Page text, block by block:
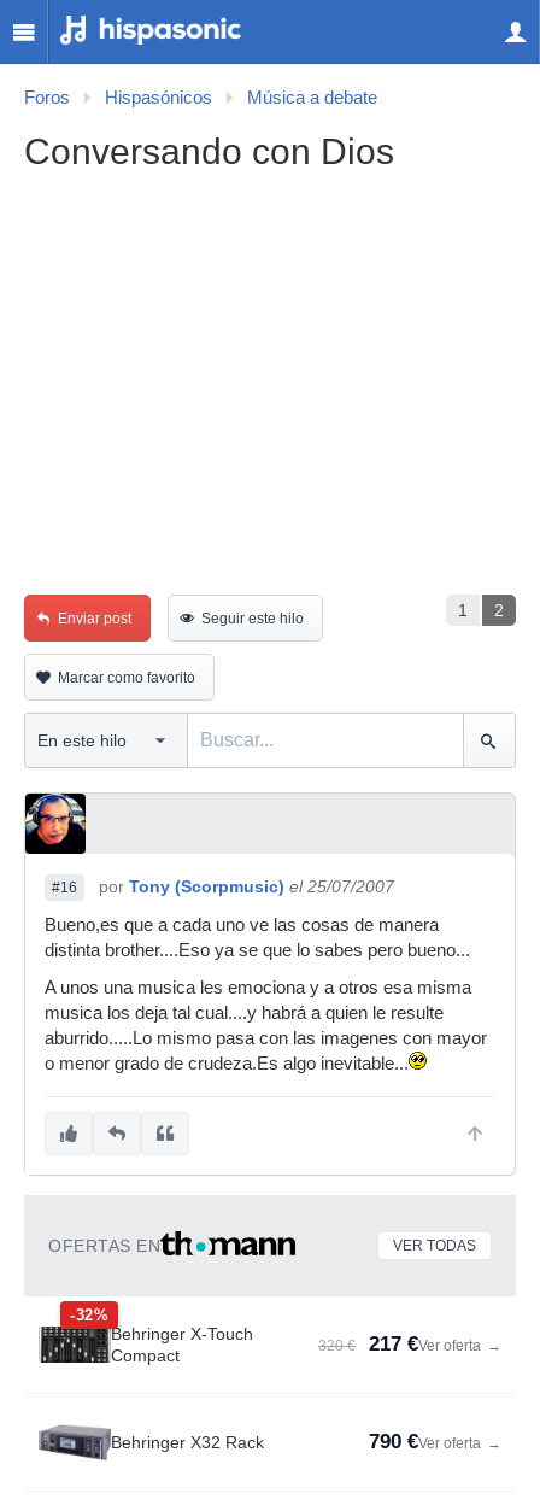
Foros Hispasónicos Música a debate
Conversando con Dios
1 2
Enviar post Seguir este hilo
Marcar como favorito
#16 por Tony (Scorpmusic) el 25/07/2007
Bueno,es que a cada uno ve las cosas de manera
distinta brother....Eso ya se que lo sabes pero bueno...
A unos una musica les emociona y a otros esa misma
musica los deja tal cual....y habrá a quien le resulte
aburrido.....Lo mismo pasa con las imagenes con mayor
o menor grado de crudeza.Es algo inevitable...
OFERTAS EN VER TODAS
-32%
Behringer X-Touch
Compact
320 € 217 €Ver oferta →
Behringer X32 Rack 790 €Ver oferta →